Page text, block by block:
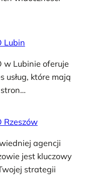
Lubin
w Lubinie oferuje
usług, które mają
Rzeszów
agencji
jest kluczowy
strategii